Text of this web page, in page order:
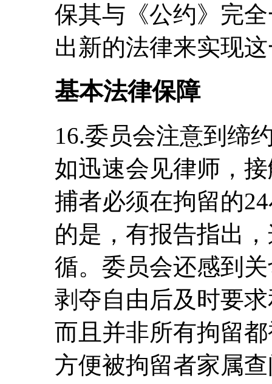
保其与《公约》完
出新的法律来实现
基本法律保障
16.委员会注意到缔
如迅速会见律师，
捕者必须在拘留的
的是，有报告指出
循。委员会还感到
剥夺自由后及时要
而且并非所有拘留
方便被拘留者家属